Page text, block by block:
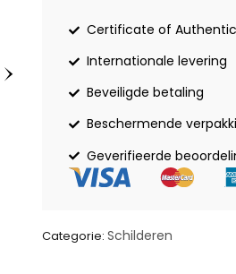
Certificate of
Internationale levering
Beveiligde betaling
Beschermende
Geverifieerde
Categorie: Schilderen